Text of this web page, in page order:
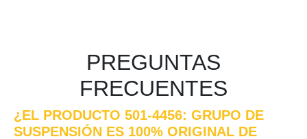
PREGUNTAS
FRECUENTES
¿EL PRODUCTO 501-4456: GRUPO DE
SUSPENSIÓN ES 100% ORIGINAL DE